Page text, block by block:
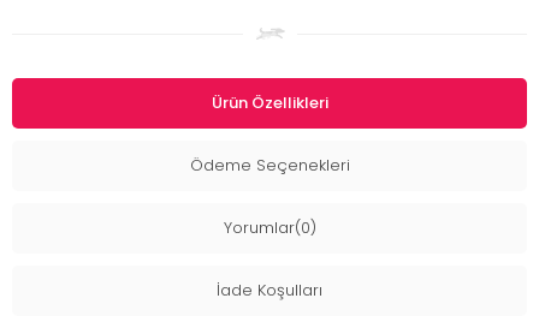
Ürün Özellikleri
Ödeme Seçenekleri
Yorumlar(0)
İade Koşulları